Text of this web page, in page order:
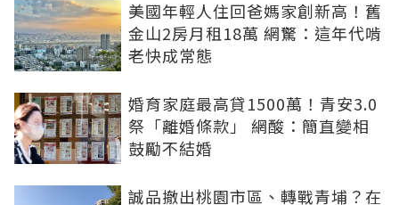
美國年輕人住回爸媽家創新高！舊
金山2房月租18萬 網驚：這年代啃
老快成常態
婚育家庭最高貸1500萬！青安3.0
祭「離婚條款」 網酸：簡直變相
鼓勵不結婚
誠品撤出桃園市區、轉戰青埔？在